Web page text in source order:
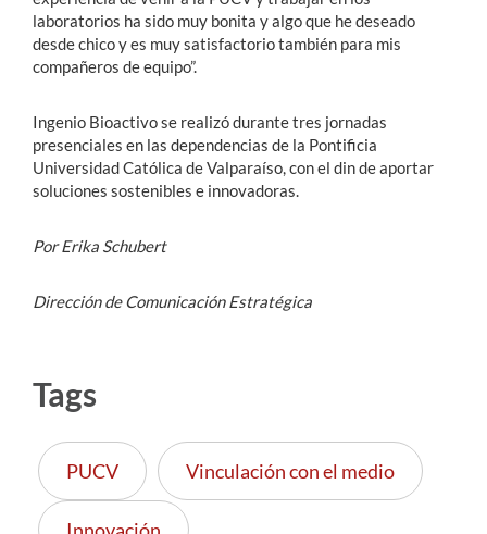
laboratorios ha sido muy bonita y algo que he deseado
desde chico y es muy satisfactorio también para mis
compañeros de equipo”.
Ingenio Bioactivo se realizó durante tres jornadas
presenciales en las dependencias de la Pontificia
Universidad Católica de Valparaíso, con el din de aportar
soluciones sostenibles e innovadoras.
Por Erika Schubert
Dirección de Comunicación Estratégica
Tags
PUCV Vinculación con el medio
Innovación